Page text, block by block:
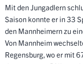
Mit den Jungadlern
Saison konnte er in 33
den Mannheimern zu
Von Mannheim
Regensburg, wo er mit